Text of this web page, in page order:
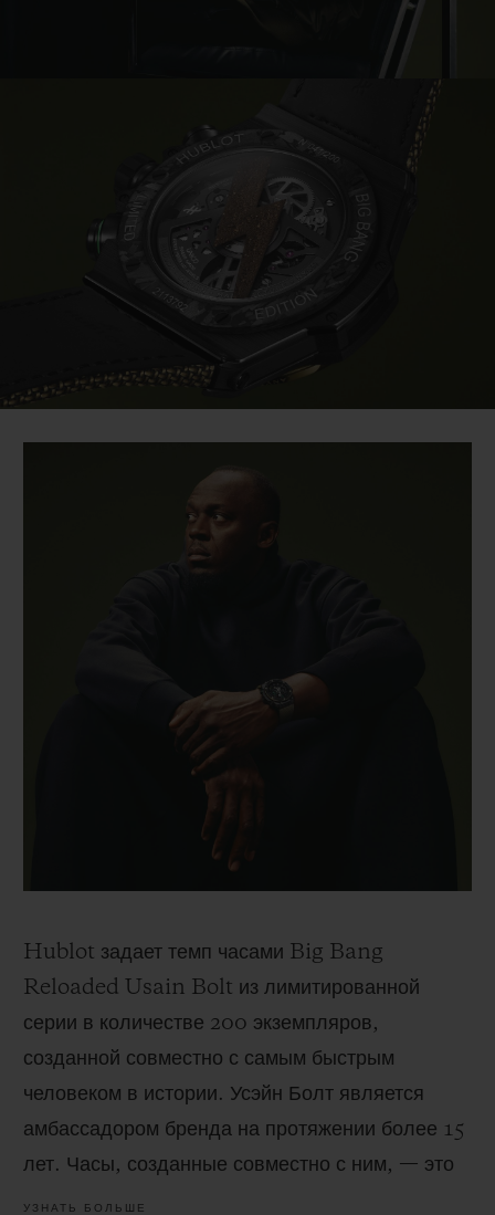
Hublot задает темп часами Big Bang
Reloaded Usain Bolt из лимитированной
серии в количестве 200 экземпляров,
созданной совместно с самым быстрым
человеком в истории. Усэйн Болт является
амбассадором бренда на протяжении более 15
лет. Часы, созданные совместно с ним, — это
символ движения и абсолютная точность. В
УЗНАТЬ БОЛЬШЕ